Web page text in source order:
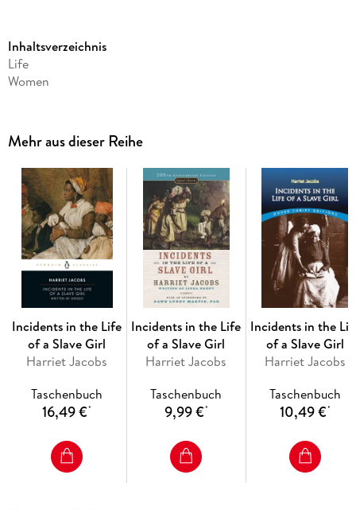
Inhaltsverzeichnis
Life
Women
"Love, Marriage"
"Parents, Relations, Friendship"
Youth and Old Age
"Conduct, Morals, Experience"
"Sin, Religion, Truth"
"Genius, Thought, Beauty"
"Art, Literature, Music, Criticism"
"Conversation, Advice, Education"
"Wealth, Poverty, Society"
"Journalism, Politics, History"
England and America
Various Topics
Mehr aus dieser Reihe
Incidents in the Life
of a Slave Girl
Harriet Jacobs
Taschenbuch
16,49 €*
Incidents in the Life
of a Slave Girl
Harriet Jacobs
Taschenbuch
9,99 €*
Incidents in the
of a Slave Girl
Harriet Jacobs
Taschenbuch
10,49 €*